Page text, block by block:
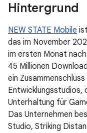
Hintergrund
NEW STATE Mobile
das im November
im ersten Monat
45 Millionen
ein
Entwicklungsstudios,
Unterhaltung für
Das Unternehmen
Studio, Striking